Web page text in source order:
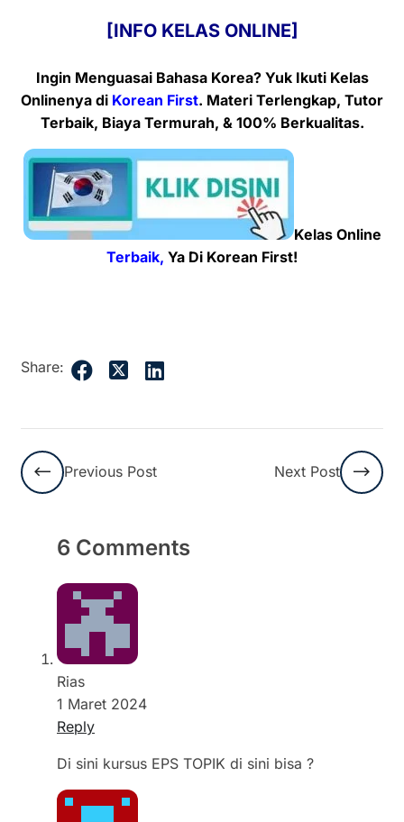
[INFO KELAS ONLINE]
Ingin Menguasai Bahasa Korea? Yuk Ikuti Kelas
Onlinenya di Korean First. Materi Terlengkap, Tutor
Terbaik, Biaya Termurah, & 100% Berkualitas.
Kelas Online
Terbaik, Ya Di Korean First!
Share:
Previous Post Next Post
6 Comments
Rias
1 Maret 2024
Reply
Di sini kursus EPS TOPIK di sini bisa ?